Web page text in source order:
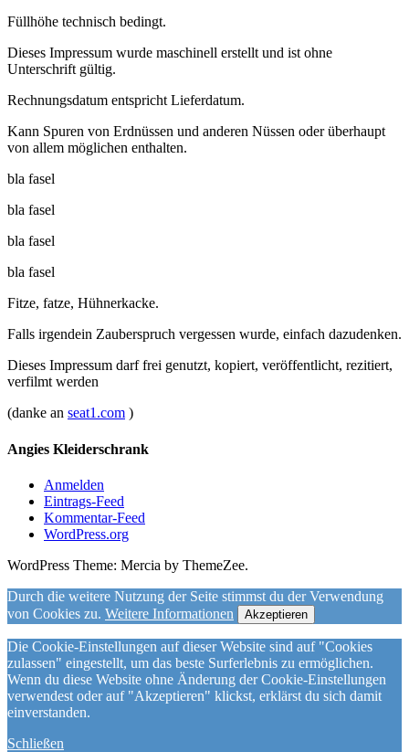
Füllhöhe technisch bedingt.
Dieses Impressum wurde maschinell erstellt und ist ohne
Unterschrift gültig.
Rechnungsdatum entspricht Lieferdatum.
Kann Spuren von Erdnüssen und anderen Nüssen oder überhaupt
von allem möglichen enthalten.
bla fasel
bla fasel
bla fasel
bla fasel
Fitze, fatze, Hühnerkacke.
Falls irgendein Zauberspruch vergessen wurde, einfach dazudenken.
Dieses Impressum darf frei genutzt, kopiert, veröffentlicht, rezitiert,
verfilmt werden
(danke an seat1.com )
Angies Kleiderschrank
Anmelden
Eintrags-Feed
Kommentar-Feed
WordPress.org
WordPress Theme: Mercia by ThemeZee.
Durch die weitere Nutzung der Seite stimmst du der Verwendung
von Cookies zu. Weitere Informationen Akzeptieren
Die Cookie-Einstellungen auf dieser Website sind auf "Cookies
zulassen" eingestellt, um das beste Surferlebnis zu ermöglichen.
Wenn du diese Website ohne Änderung der Cookie-Einstellungen
verwendest oder auf "Akzeptieren" klickst, erklärst du sich damit
einverstanden.
Schließen